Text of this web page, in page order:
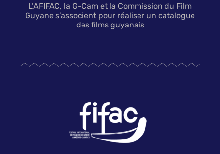
L’AFIFAC, la G-Cam et la Commission du Film
Guyane s’associent pour réaliser un catalogue
des films guyanais